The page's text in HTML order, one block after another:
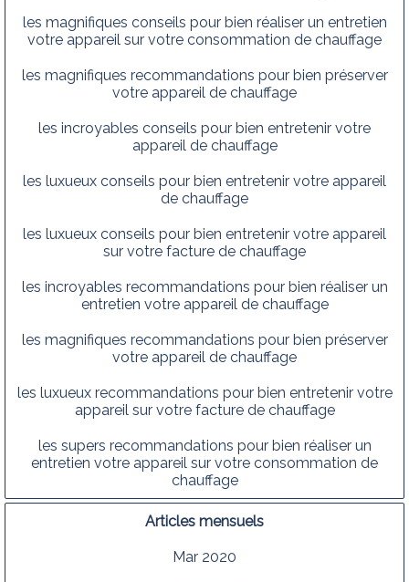
les magnifiques conseils pour bien réaliser un entretien
votre appareil sur votre consommation de chauffage
les magnifiques recommandations pour bien préserver
votre appareil de chauffage
les incroyables conseils pour bien entretenir votre
appareil de chauffage
les luxueux conseils pour bien entretenir votre appareil
de chauffage
les luxueux conseils pour bien entretenir votre appareil
sur votre facture de chauffage
les incroyables recommandations pour bien réaliser un
entretien votre appareil de chauffage
les magnifiques recommandations pour bien préserver
votre appareil de chauffage
les luxueux recommandations pour bien entretenir votre
appareil sur votre facture de chauffage
les supers recommandations pour bien réaliser un
entretien votre appareil sur votre consommation de
chauffage
Articles mensuels
Mar 2020